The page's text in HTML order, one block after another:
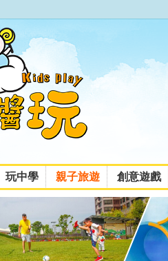
玩中學 親子旅遊 創意遊戲